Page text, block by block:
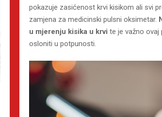
pokazuje zasićenost krvi kisikom ali svi
zamjena za medicinski pulsni oksimetar.
u mjerenju kisika u krvi te je važno ovaj
osloniti u potpunosti.